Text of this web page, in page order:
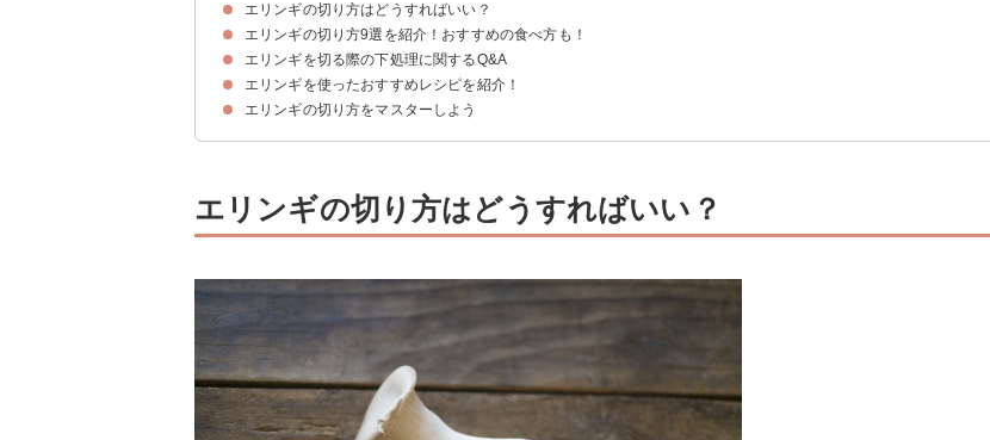
エリンギの切り方はどうすればいい？
エリンギの切り方9選を紹介！おすすめの食べ方も！
①薄切り
②輪切り
③千切り
④斜め切り
⑤乱切り
⑥ささがき
⑦兜割
⑧みじん切り
⑨手でさくのもあり
エリンギを切る際の下処理に関するQ&A
エリンギは切る前に洗う？洗わない？
エリンギの石づき・根元は切った方がいい？
エリンギを使ったおすすめレシピを紹介！
①エリンギのバター醤油炒め
②エリンギとこんにゃく麺のきんぴら
③海老とエリンギのアヒージョ
エリンギの切り方をマスターしよう
エリンギの切り方はどうすればいい？